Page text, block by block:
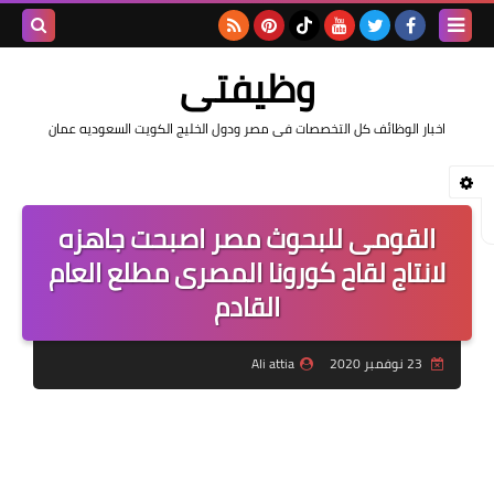
وظيفتى
اخبار الوظائف كل التخصصات فى مصر ودول الخليج الكويت السعوديه عمان
القومى للبحوث مصر اصبحت جاهزه
لانتاج لقاح كورونا المصرى مطلع العام
القادم
Ali attia